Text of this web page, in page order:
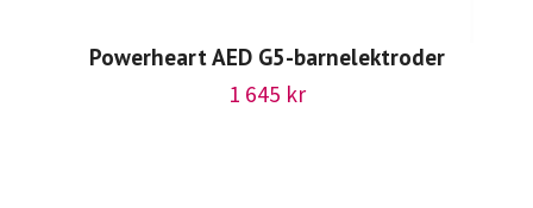
Powerheart AED G5-barnelektroder
1 645 kr